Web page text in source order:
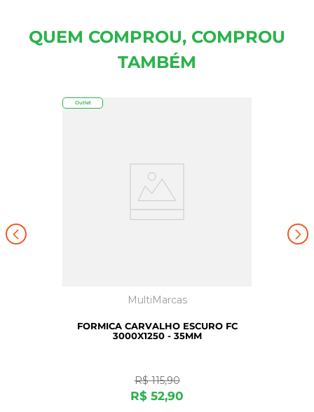
QUEM COMPROU, COMPROU
TAMBÉM
Outlet
MultiMarcas
FORMICA CARVALHO ESCURO FC
3000X1250 - 35MM
R$ 115,90
R$ 52,90